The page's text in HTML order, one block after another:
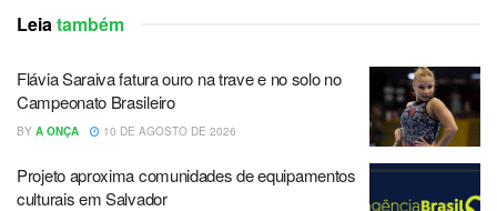
Leiatambém
Flávia Saraiva fatura ouro na trave e no solo no
Campeonato Brasileiro
BY A ONÇA 10 DE AGOSTO DE 2026
Projeto aproxima comunidades de equipamentos
culturais em Salvador